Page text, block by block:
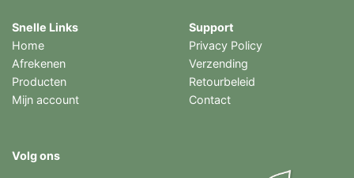
Snelle Links
Home
Afrekenen
Producten
Mijn account
Support
Privacy Policy
Verzending
Retourbeleid
Contact
Volg ons